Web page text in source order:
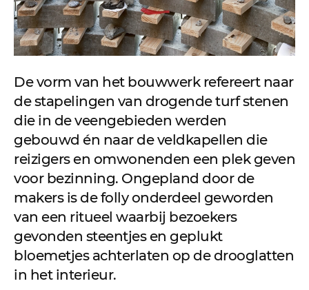
De vorm van het bouwwerk refereert naar
de stapelingen van drogende turf stenen
die in de veengebieden werden
gebouwd én naar de veldkapellen die
reizigers en omwonenden een plek geven
voor bezinning. Ongepland door de
makers is de folly onderdeel geworden
van een ritueel waarbij bezoekers
gevonden steentjes en geplukt
bloemetjes achterlaten op de drooglatten
in het interieur.